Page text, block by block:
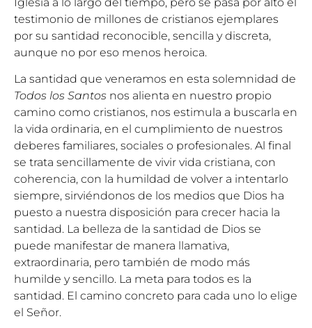
testimonio de millones de cristianos ejemplares
por su santidad reconocible, sencilla y discreta,
aunque no por eso menos heroica.
La santidad que veneramos en esta solemnidad de
Todos los Santos nos alienta en nuestro propio
camino como cristianos, nos estimula a buscarla en
la vida ordinaria, en el cumplimiento de nuestros
deberes familiares, sociales o profesionales. Al final
se trata sencillamente de vivir vida cristiana, con
coherencia, con la humildad de volver a intentarlo
siempre, sirviéndonos de los medios que Dios ha
puesto a nuestra disposición para crecer hacia la
santidad. La belleza de la santidad de Dios se
puede manifestar de manera llamativa,
extraordinaria, pero también de modo más
humilde y sencillo. La meta para todos es la
santidad. El camino concreto para cada uno lo elige
el Señor.